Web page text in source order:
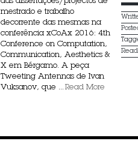
mestrado e trabalho
decorrente das mesmas na
conferência xCoAx 2016: 4th
Conference on Computation,
Communication, Aesthetics &
X em Bérgamo. A peça
Tweeting Antennas de Ivan
Vuksanov, que ... Read More